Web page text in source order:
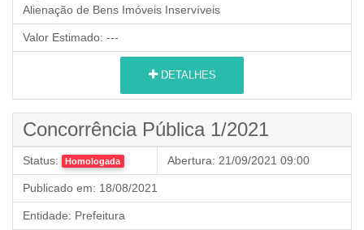
Alienação de Bens Imóveis Inservíveis
Valor Estimado: ---
DETALHES
Concorrência Pública 1/2021
Status: Homologada Abertura: 21/09/2021 09:00
Publicado em: 18/08/2021
Entidade: Prefeitura